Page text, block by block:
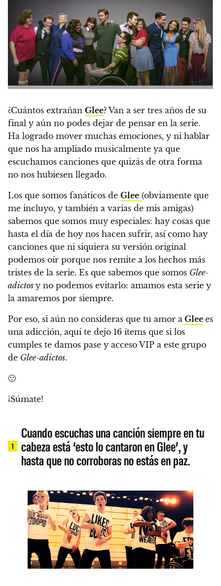
¿Cuántos extrañan Glee? Van a ser tres años de su
final y aún no podes dejar de pensar en la serie.
Ha logrado mover muchas emociones, y ni hablar
que nos ha ampliado musicalmente ya que
escuchamos canciones que quizás de otra forma
no nos hubiesen llegado.
Los que somos fanáticos de Glee (obviamente que
me incluyo, y también a varias de mis amigas)
sabemos que somos muy especiales: hay cosas que
hasta el día de hoy nos hacen sufrir, así como hay
canciones que ni siquiera su versión original
podemos oír porque nos remite a los hechos más
tristes de la serie. Es que sabemos que somos Glee-
adictos y no podemos evitarlo: amamos esta serie y
la amaremos por siempre.
Por eso, si aún no consideras que tu amor a Glee es
una adicción, aquí te dejo 16 ítems que si los
cumples te damos pase y acceso VIP a este grupo
de Glee-adictos.
🙂
¡Súmate!
1
Cuando escuchas una canción siempre en tu
cabeza está ‘esto lo cantaron en Glee’, y
hasta que no corroboras no estás en paz.